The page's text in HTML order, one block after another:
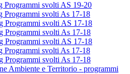
Programmi svolti AS 19-20
Programmi svolti As 17-18
Programmi svolti AS 17-18
Programmi svolti As 17-18
Programmi svolti AS 17-18
Programmi svolti As 17-18
Programmi svolti As 17-18
Ambiente e Territorio - programmi